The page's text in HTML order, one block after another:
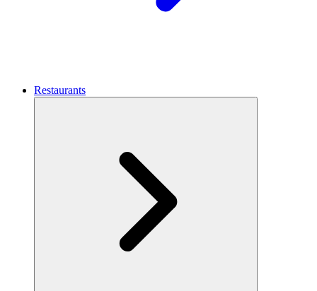
Restaurants